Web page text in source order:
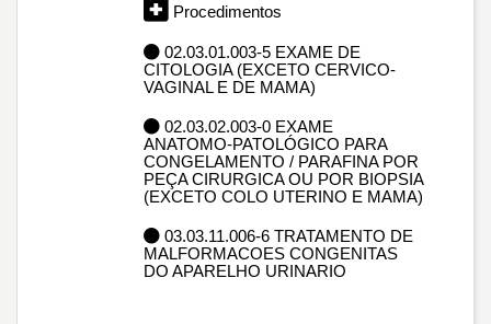
Procedimentos
02.03.01.003-5 EXAME DE
CITOLOGIA (EXCETO CERVICO-
VAGINAL E DE MAMA)
02.03.02.003-0 EXAME
ANATOMO-PATOLÓGICO PARA
CONGELAMENTO / PARAFINA POR
PEÇA CIRURGICA OU POR BIOPSIA
(EXCETO COLO UTERINO E MAMA)
03.03.11.006-6 TRATAMENTO DE
MALFORMACOES CONGENITAS
DO APARELHO URINARIO